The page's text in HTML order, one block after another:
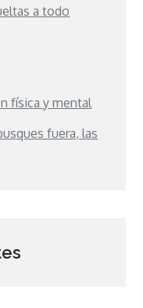
a todo
física y mental
fuera, las